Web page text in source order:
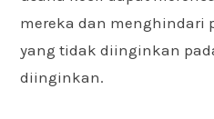
mereka dan menghindari
yang tidak diinginkan
diinginkan.